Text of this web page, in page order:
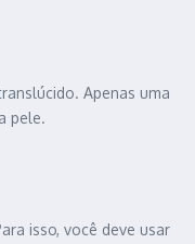
Apenas uma
pele.
isso, você deve usar